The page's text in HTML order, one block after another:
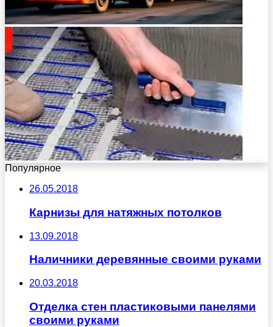
Популярное
26.05.2018
Карнизы для натяжных потолков
13.09.2018
Наличники деревянные своими руками
20.03.2018
Отделка стен пластиковыми панелями
своими руками